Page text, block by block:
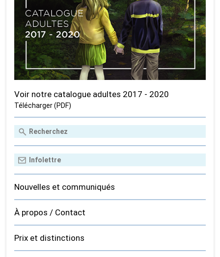
Voir notre catalogue adultes 2017 - 2020
Télécharger (PDF)
Nouvelles et communiqués
À propos / Contact
Prix et distinctions